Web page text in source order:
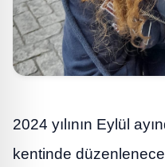
2024 yılının Eylül
kentinde